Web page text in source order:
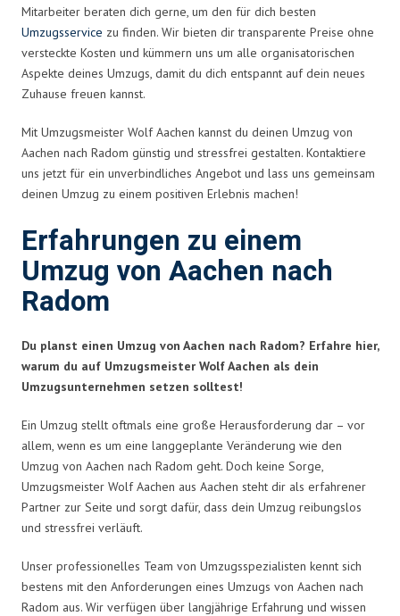
Mitarbeiter beraten dich gerne, um den für dich besten
Umzugsservice zu finden. Wir bieten dir transparente Preise ohne
versteckte Kosten und kümmern uns um alle organisatorischen
Aspekte deines Umzugs, damit du dich entspannt auf dein neues
Zuhause freuen kannst.
Mit Umzugsmeister Wolf Aachen kannst du deinen Umzug von
Aachen nach Radom günstig und stressfrei gestalten. Kontaktiere
uns jetzt für ein unverbindliches Angebot und lass uns gemeinsam
deinen Umzug zu einem positiven Erlebnis machen!
Erfahrungen zu einem
Umzug von Aachen nach
Radom
Du planst einen Umzug von Aachen nach Radom? Erfahre hier,
warum du auf Umzugsmeister Wolf Aachen als dein
Umzugsunternehmen setzen solltest!
Ein Umzug stellt oftmals eine große Herausforderung dar – vor
allem, wenn es um eine langgeplante Veränderung wie den
Umzug von Aachen nach Radom geht. Doch keine Sorge,
Umzugsmeister Wolf Aachen aus Aachen steht dir als erfahrener
Partner zur Seite und sorgt dafür, dass dein Umzug reibungslos
und stressfrei verläuft.
Unser professionelles Team von Umzugsspezialisten kennt sich
bestens mit den Anforderungen eines Umzugs von Aachen nach
Radom aus. Wir verfügen über langjährige Erfahrung und wissen